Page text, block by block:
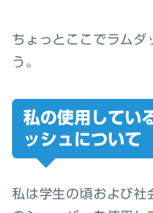
ちょっとここでラムダ
う。
私の使用してい
ッシュについて
私は学生の頃および社